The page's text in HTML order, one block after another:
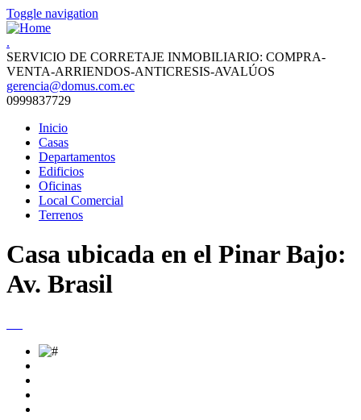
Toggle navigation
.
SERVICIO DE CORRETAJE INMOBILIARIO: COMPRA-
VENTA-ARRIENDOS-ANTICRESIS-AVALÚOS
gerencia@domus.com.ec
0999837729
Inicio
Casas
Departamentos
Edificios
Oficinas
Local Comercial
Terrenos
Casa ubicada en el Pinar Bajo:
Av. Brasil